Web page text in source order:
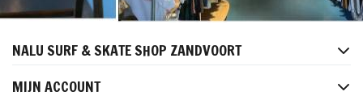
NALU SURF & SKATE SHOP ZANDVOORT
MIJN ACCOUNT